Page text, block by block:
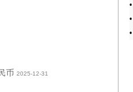
币 2025-12-31
•
•
•